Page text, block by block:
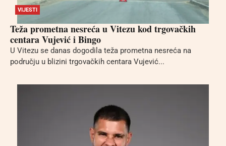
VIJESTI
Teža prometna nesreća u Vitezu kod trgovačkih
centara Vujević i Bingo
U Vitezu se danas dogodila teža prometna nesreća na
području u blizini trgovačkih centara Vujević...